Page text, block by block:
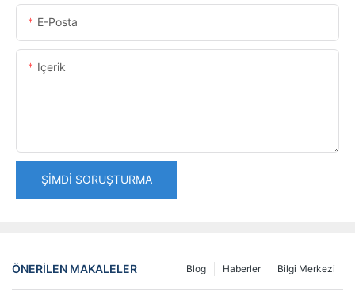
E-Posta
Içerik
ŞIMDI SORUŞTURMA
ÖNERILEN MAKALELER Bilgi Merkezi
Haberler
Blog